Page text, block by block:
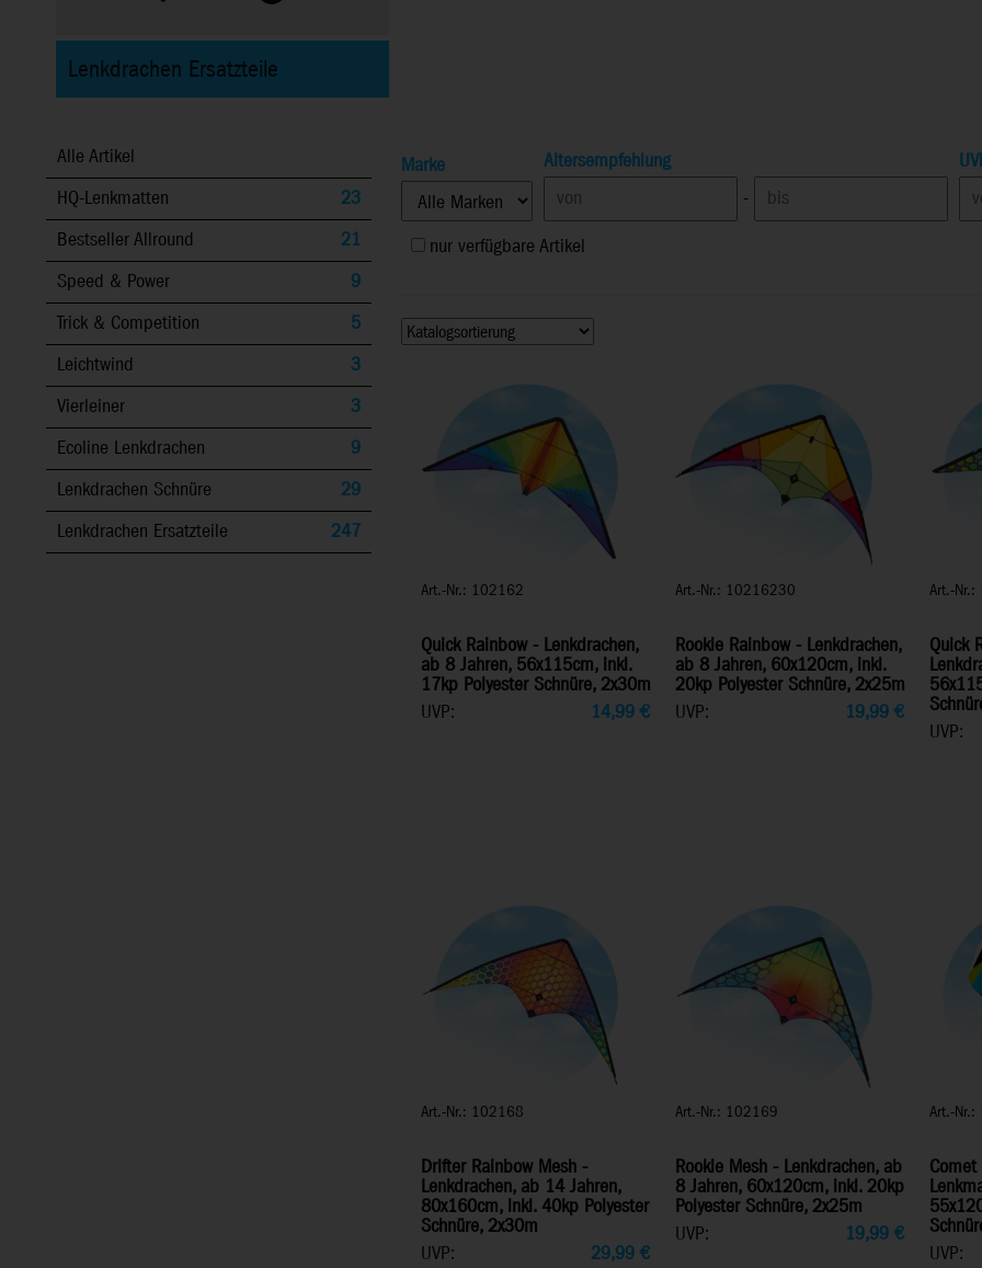
Lenkdrachen Ersatzteile
Alle Artikel
HQ-Lenkmatten
23
Bestseller Allround
21
Speed & Power
9
Trick & Competition
5
Leichtwind
3
Vierleiner
3
Ecoline Lenkdrachen
9
Lenkdrachen Schnüre
29
Lenkdrachen Ersatzteile
247
Marke
Altersempfehlung
-
nur verfügbare Artikel
Art.-Nr.: 102162
Quick Rainbow - Lenkdrachen,
ab 8 Jahren, 56x115cm, inkl.
17kp Polyester Schnüre, 2x30m
UVP:
14,99 €
Art.-Nr.: 10216230
Rookie Rainbow - Lenkdrachen,
ab 8 Jahren, 60x120cm, inkl.
20kp Polyester Schnüre, 2x25m
UVP:
19,99€
Art.-
Quick
UVP:
Art.-Nr.: 102168
Drifter Rainbow Mesh -
Lenkdrachen, ab 14 Jahren,
80x160cm, inkl. 40kp Polyester
Schnüre, 2x30m
UVP:
29,99 €
Art.-Nr.: 102169
Rookie Mesh - Lenkdrachen, ab
8 Jahren, 60x120cm, inkl. 20kp
Polyester Schnüre, 2x25m
UVP:
19,99€
Art.-
UVP: